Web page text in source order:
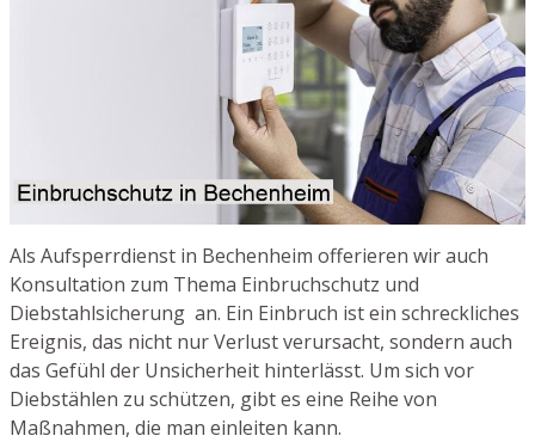
Als Aufsperrdienst in Bechenheim offerieren wir auch
Konsultation zum Thema Einbruchschutz und
Diebstahlsicherung an. Ein Einbruch ist ein schreckliches
Ereignis, das nicht nur Verlust verursacht, sondern auch
das Gefühl der Unsicherheit hinterlässt. Um sich vor
Diebstählen zu schützen, gibt es eine Reihe von
Maßnahmen, die man einleiten kann.